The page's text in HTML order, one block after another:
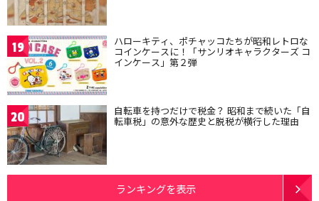
19 ハローキティ、ポチャッコたちが昭和レトロな
コインケースに！「サンリオキャラクターズ コ
インケース」第２弾
20 自転車を持つだけで税金？ 昭和まで続いた「自
転車税」の意外な歴史と脱税が横行した理由
ランキングを表示